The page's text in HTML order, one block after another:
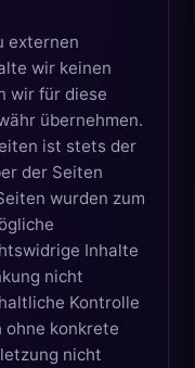
externen
wir keinen
wir für diese
übernehmen.
ist stets der
der Seiten
wurden zum
Inhalte
nicht
Kontrolle
konkrete
nicht